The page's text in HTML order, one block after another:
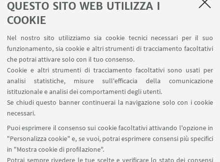
QUESTO SITO WEB UTILIZZA I
COOKIE
Nel nostro sito utilizziamo sia cookie tecnici necessari per il suo
funzionamento, sia cookie e altri strumenti di tracciamento facoltativi
che potrai attivare solo con il tuo consenso.
Cookie e altri strumenti di tracciamento facoltativi sono usati per
analisi statistiche, misure sull'efficacia della comunicazione
istituzionale e analisi dei comportamenti degli utenti.
Se chiudi questo banner continuerai la navigazione solo con i cookie
necessari.
Puoi esprimere il consenso sui cookie facoltativi attivando l'opzione in
"Personalizza cookie" e, se vuoi, potrai esprimere consensi più specifici
in "Mostra cookie di profilazione".
Potrai sempre rivedere le tue scelte e verificare lo stato dei consensi
Prenotazione spazi e Riunioni
Dismissione beni
Segnala un evento
SEGUI IL DIPARTIMENTO SU:
SEGUI UNIBO SU: